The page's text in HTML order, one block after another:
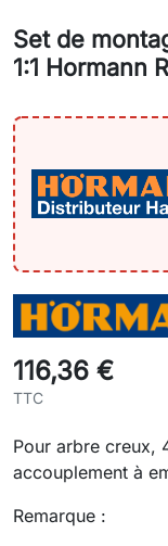
Set de
1:1 Hormann
116,36 €
TTC
Pour arbre creux,
accouplement à
Remarque :